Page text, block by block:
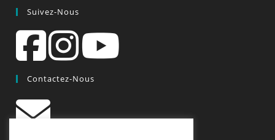
Suivez-Nous
Contactez-Nous
contact@quiscrap.fr